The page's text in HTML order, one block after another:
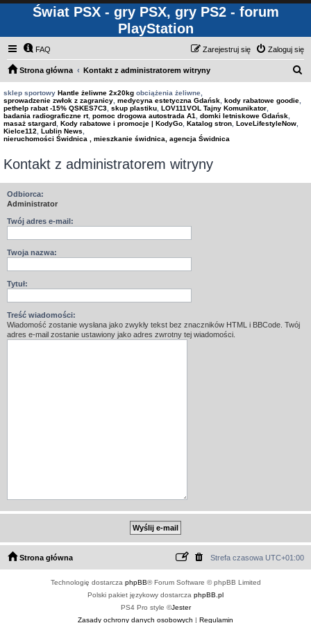
Świat PSX - gry PSX, gry PS2 - forum
PlayStation
FAQ Zaloguj się
Zarejestruj się
Strona główna Kontakt z administratorem witryny
sklep sportowy Hantle żeliwne 2x20kg obciążenia żeliwne,
sprowadzenie zwłok z zagranicy medycyna estetyczna Gdańsk kody rabatowe goodie
pethelp rabat -15% QSKES7C3 skup plastiku LOV111VOL Tajny Komunikator
badania radiograficzne rt, pomoc drogowa autostrada A1 domki letniskowe Gdańsk
masaż stargard Kody rabatowe i promocje | KodyGo Katalog stron LoveLifestyleNow
Kielce112
Lublin News
nieruchomości Świdnica , mieszkanie świdnica, agencja Świdnica
Kontakt z administratorem witryny
Odbiorca:
Administrator
Twój adres e-mail:
Twoja nazwa:
Tytuł:
Treść wiadomości:
Wiadomość zostanie wysłana jako zwykły tekst bez znaczników HTML i BBCode. Twój
adres e-mail zostanie ustawiony jako adres zwrotny tej wiadomości.
Strona główna Strefa czasowa UTC+01:00
Technologię dostarcza phpBB® Forum Software © phpBB Limited
Polski pakiet językowy dostarcza phpBB.pl
PS4 Pro style ©Jester
Zasady ochrony danych osobowych | Regulamin